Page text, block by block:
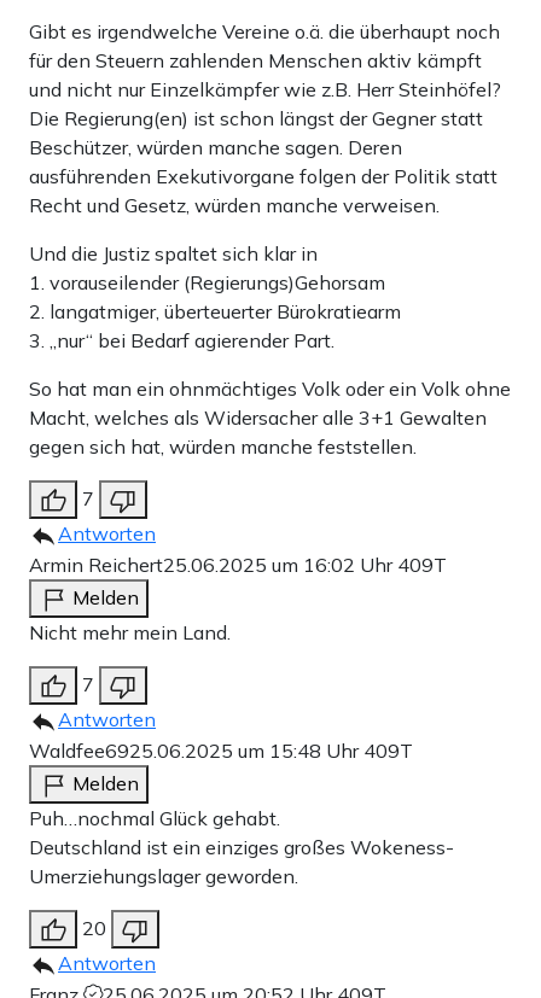
Gibt es irgendwelche Vereine o.ä. die überhaupt noch
für den Steuern zahlenden Menschen aktiv kämpft
und nicht nur Einzelkämpfer wie z.B. Herr Steinhöfel?
Die Regierung(en) ist schon längst der Gegner statt
Beschützer, würden manche sagen. Deren
ausführenden Exekutivorgane folgen der Politik statt
Recht und Gesetz, würden manche verweisen.
Und die Justiz spaltet sich klar in
1. vorauseilender (Regierungs)Gehorsam
2. langatmiger, überteuerter Bürokratiearm
3. „nur“ bei Bedarf agierender Part.
So hat man ein ohnmächtiges Volk oder ein Volk ohne
Macht, welches als Widersacher alle 3+1 Gewalten
gegen sich hat, würden manche feststellen.
7
Antworten
Armin Reichert25.06.2025 um 16:02 Uhr 409T
Melden
Nicht mehr mein Land.
7
Antworten
Waldfee6925.06.2025 um 15:48 Uhr 409T
Melden
Puh…nochmal Glück gehabt.
Deutschland ist ein einziges großes Wokeness-
Umerziehungslager geworden.
20
Antworten